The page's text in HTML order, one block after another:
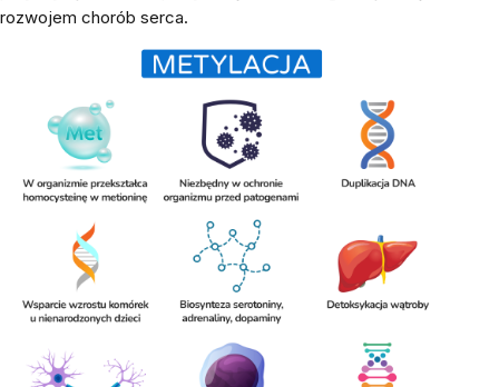
rozwojem chorób serca.